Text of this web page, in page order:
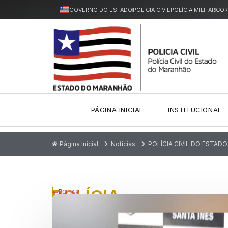
GOVERNO DO ESTADOPOLÍCIA CIVILPOLÍCIA MILITAR
PÁGINA INICIAL INSTITUCIONAL
Página Inicial Notícias POLÍCIA CIVIL DO
P
POLÍCIA
VOLTAR